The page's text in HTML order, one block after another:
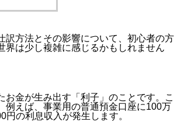
訳方法とその影響について、初心者の方
界は少し複雑に感じるかもしれません
金が生み出す「利子」のことです。こ
例えば、事業用の普通預金口座に100万
の利息収入が発生します。